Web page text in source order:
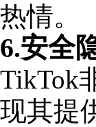
热情。
6.安全
TikTok
现其提